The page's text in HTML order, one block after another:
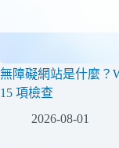
無障礙網站是什麼？
15 項檢查
2026-08-01